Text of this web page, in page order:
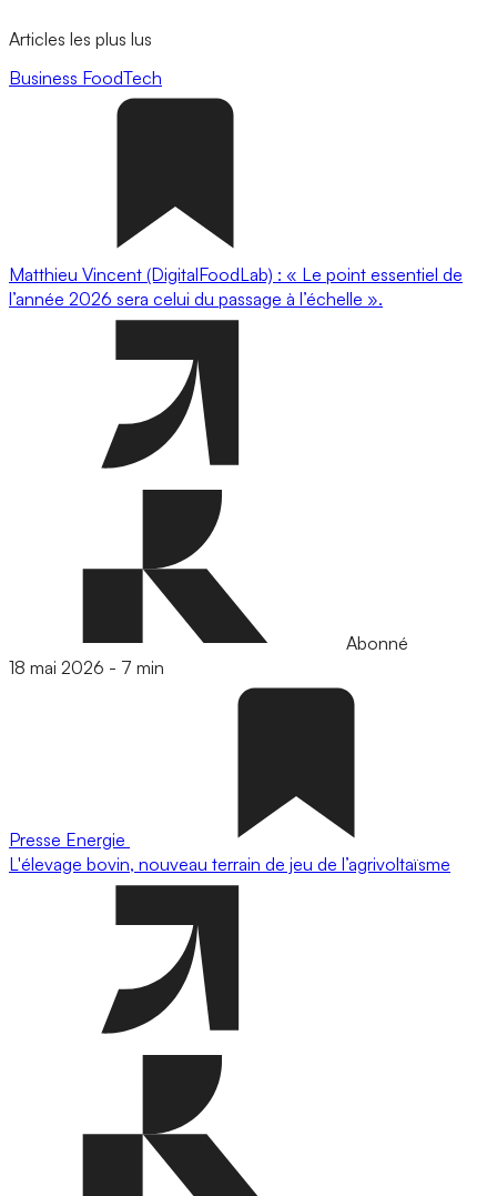
Articles les plus lus
Business FoodTech
Matthieu Vincent (DigitalFoodLab) : « Le point essentiel de
l’année 2026 sera celui du passage à l’échelle ».
Abonné
18 mai 2026 - 7 min
Presse Energie
L'élevage bovin, nouveau terrain de jeu de l’agrivoltaïsme